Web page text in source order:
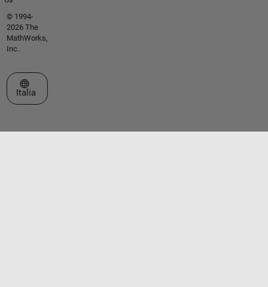
© 1994-
2026 The
MathWorks,
Inc.
Seleziona un sito web
Italia